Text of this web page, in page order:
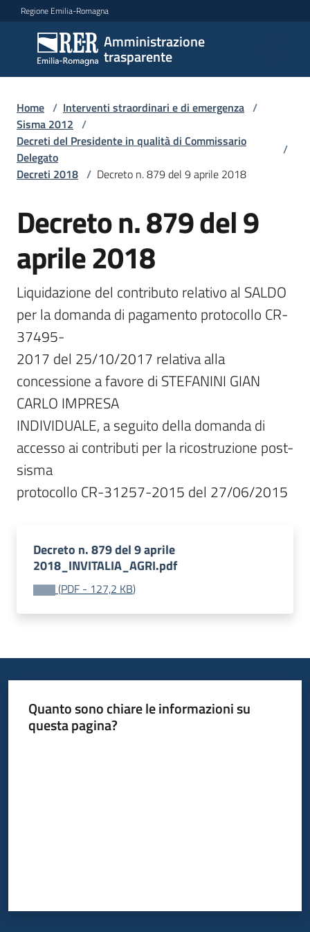
Vai al contenuto
Vai alla navigazione
Vai al footer
Regione Emilia-Romagna
Amministrazione
trasparente
Amministrazione
trasparente
Sottosezioni
Accesso
Home / Interventi straordinari e di emergenza /
Sisma 2012 /
Decreti del Presidente in qualità di Commissario
Delegato
/
Decreti 2018 / Decreto n. 879 del 9 aprile 2018
Decreto n. 879 del 9
aprile 2018
Liquidazione del contributo relativo al SALDO
per la domanda di pagamento protocollo CR-
37495-
2017 del 25/10/2017 relativa alla
concessione a favore di STEFANINI GIAN
CARLO IMPRESA
INDIVIDUALE, a seguito della domanda di
accesso ai contributi per la ricostruzione post-
sisma
protocollo CR-31257-2015 del 27/06/2015
Decreto n. 879 del 9 aprile
2018_INVITALIA_AGRI.pdf
(PDF - 127,2 KB)
Quanto sono chiare le informazioni su
questa pagina?